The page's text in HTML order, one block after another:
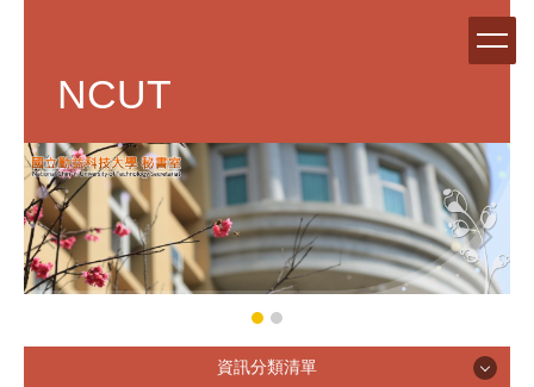
容
區
NCUT
資訊分類清單